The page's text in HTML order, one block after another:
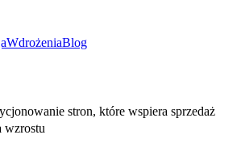
WdrożeniaBlog
stron, które wspiera sprzedaż
wzrostu